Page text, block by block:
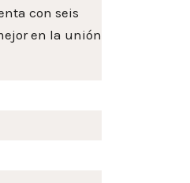
con seis
en la unión